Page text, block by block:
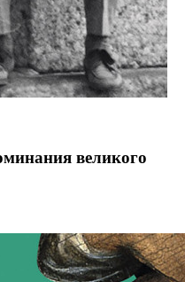
великого